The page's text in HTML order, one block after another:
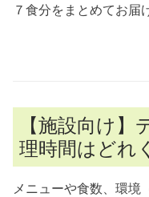
７食分をまとめてお
【施設向け
理時間はどれ
メニューや食数、環